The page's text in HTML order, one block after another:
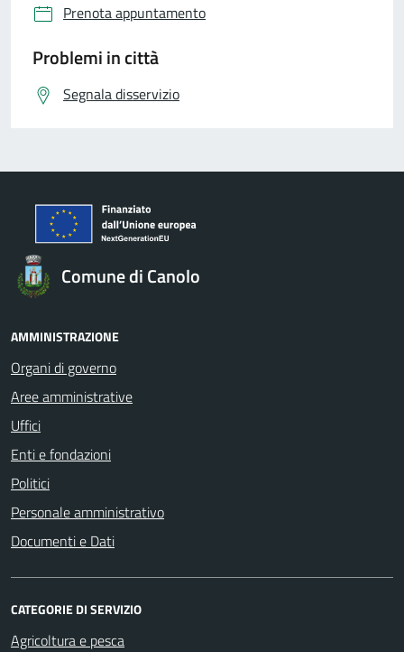
Prenota appuntamento
Problemi in città
Segnala disservizio
Comune di Canolo
AMMINISTRAZIONE
Organi di governo
Aree amministrative
Uffici
Enti e fondazioni
Politici
Personale amministrativo
Documenti e Dati
CATEGORIE DI SERVIZIO
Agricoltura e pesca